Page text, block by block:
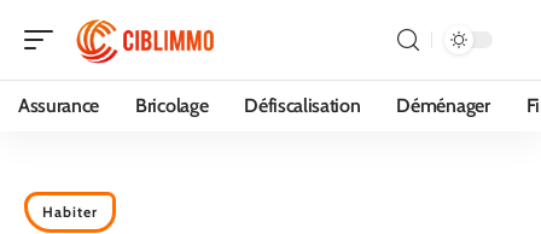
Assurance Bricolage Défiscalisation Déménager
Habiter